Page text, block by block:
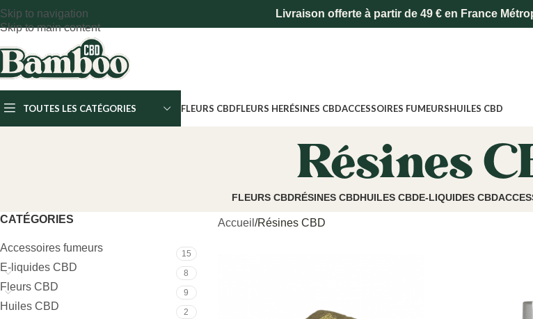
Skip to navigation
Skip to main content
Livraison offerte à partir de 49 € en France
TOUTES LES CATÉGORIES FLEURS CBDFLEURS HERÉSINES CBDACCESSOIRES FUMEURSHUILES CBD
Résines
FLEURS CBDRÉSINES CBDHUILES CBDE-LIQUIDES CBD
CATÉGORIES
Accessoires fumeurs 15
E-liquides CBD 8
Fleurs CBD 9
Huiles CBD 2
Accueil Résines CBD